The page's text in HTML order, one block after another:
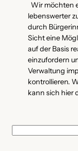
Wir möchten
lebenswerter
durch
Sicht eine
auf der Basis
einzufordern
Verwaltung
kontrollieren.
kann sich hier